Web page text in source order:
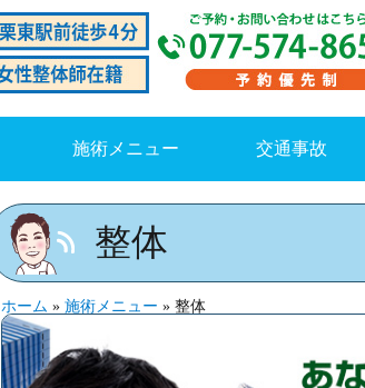
施術メニュー 交通事故
整体
ホーム » 施術メニュー » 整体